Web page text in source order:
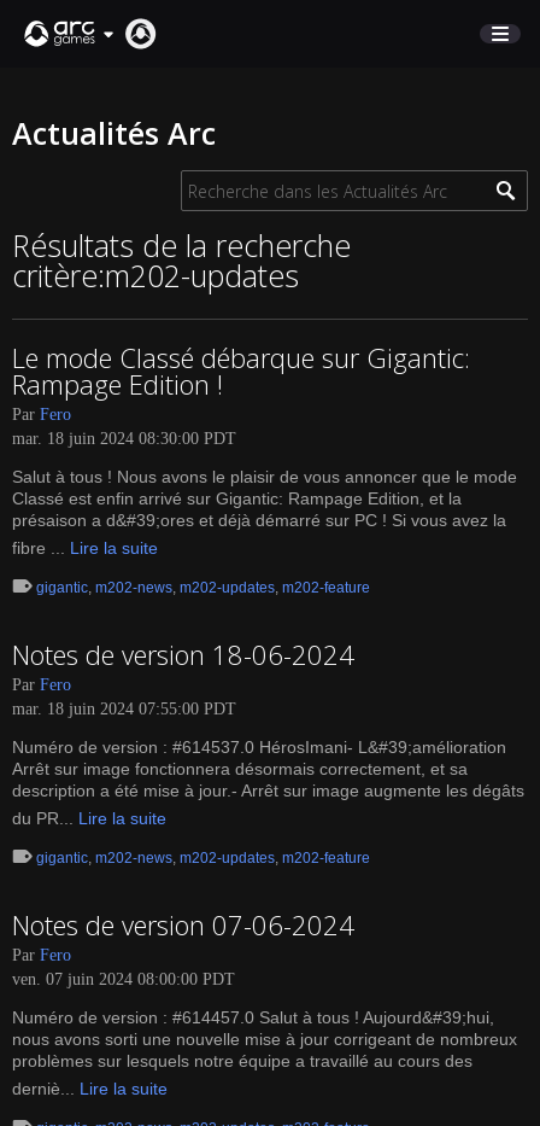
SUPPORT
Français
Italiano
Pусский
Español
Actualités Arc
Résultats de la recherche
critère:m202-updates
Le mode Classé débarque sur Gigantic:
Rampage Edition !
Par Fero
mar. 18 juin 2024 08:30:00 PDT
Salut à tous ! Nous avons le plaisir de vous annoncer que le mode
Classé est enfin arrivé sur Gigantic: Rampage Edition, et la
présaison a d&#39;ores et déjà démarré sur PC ! Si vous avez la
fibre ... Lire la suite
gigantic, m202-news, m202-updates, m202-feature
Notes de version 18-06-2024
Par Fero
mar. 18 juin 2024 07:55:00 PDT
Numéro de version : #614537.0 HérosImani- L&#39;amélioration
Arrêt sur image fonctionnera désormais correctement, et sa
description a été mise à jour.- Arrêt sur image augmente les dégâts
du PR... Lire la suite
gigantic, m202-news, m202-updates, m202-feature
Notes de version 07-06-2024
Par Fero
ven. 07 juin 2024 08:00:00 PDT
Numéro de version : #614457.0 Salut à tous ! Aujourd&#39;hui,
nous avons sorti une nouvelle mise à jour corrigeant de nombreux
problèmes sur lesquels notre équipe a travaillé au cours des
derniè... Lire la suite